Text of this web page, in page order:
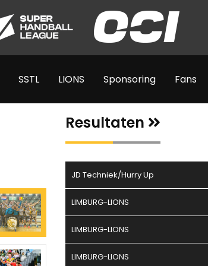
SSTL LIONS Sponsoring Fans
Resultaten
JD Techniek/Hurry Up
LIMBURG-LIONS
LIMBURG-LIONS
LIMBURG-LIONS